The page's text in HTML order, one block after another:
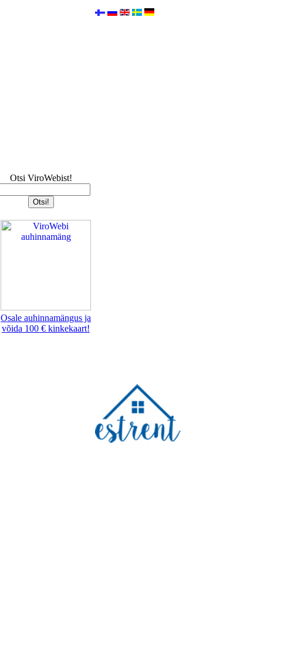
Otsi ViroWebist!
Osale auhinnamängus ja
võida 100 € kinkekaart!